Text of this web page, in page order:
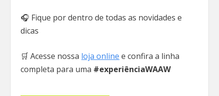
🎧 Fique por dentro de todas as novidades e
dicas
🛒 Acesse nossa loja online e confira a linha
completa para uma #experiênciaWAAW